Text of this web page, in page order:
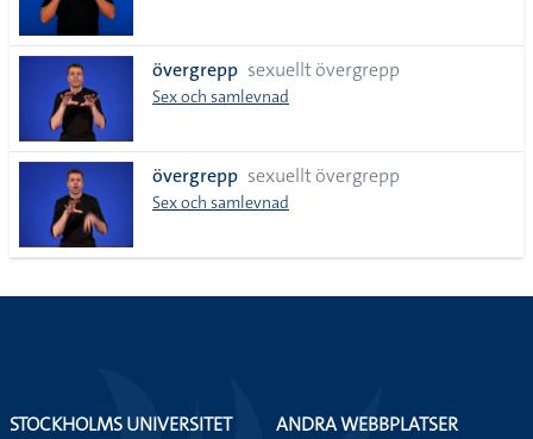
övergrepp sexuellt övergrepp
Sex och samlevnad
övergrepp sexuellt övergrepp
Sex och samlevnad
STOCKHOLMS UNIVERSITET
ANDRA WEBBPLATSER